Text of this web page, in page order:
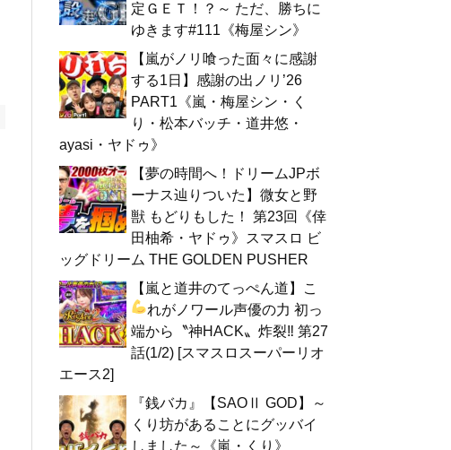
定ＧＥＴ！？～ ただ、勝ちに
ゆきます#111《梅屋シン》
【嵐がノリ喰った面々に感謝
する1日】感謝の出ノリ’26
PART1《嵐・梅屋シン・く
り・松本バッチ・道井悠・
ayasi・ヤドゥ》
【夢の時間へ！ドリームJPボ
ーナス辿りついた】微女と野
獣 もどりもした！ 第23回《倖
田柚希・ヤドゥ》スマスロ ビ
ッグドリーム THE GOLDEN PUSHER
【嵐と道井のてっぺん道】こ
れがノワール声優の力 初っ
端から〝神HACK〟炸裂‼ 第27
話(1/2) [スマスロスーパーリオ
エース2]
『銭バカ』【SAOⅡ GOD】～
くり坊があることにグッバイ
しました～《嵐・くり》